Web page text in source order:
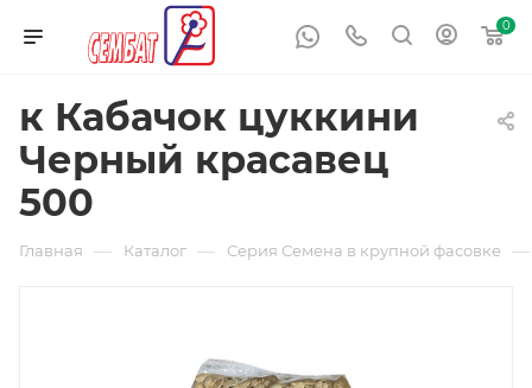
0
к Кабачок цуккини
Черный красавец
500
Главная — Каталог — Серия Семена в крупной фасовке —